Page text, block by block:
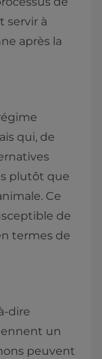
servir à
après la
qui, de
plutôt que
Ce
de
termes de
dire
un
peuvent